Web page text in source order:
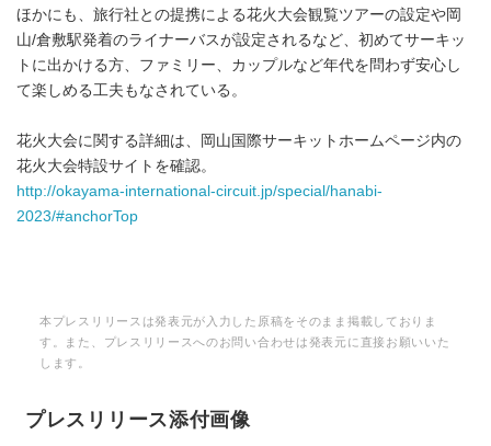
ほかにも、旅行社との提携による花火大会観覧ツアーの設定や岡
山/倉敷駅発着のライナーバスが設定されるなど、初めてサーキッ
トに出かける方、ファミリー、カップルなど年代を問わず安心し
て楽しめる工夫もなされている。
花火大会に関する詳細は、岡山国際サーキットホームページ内の
花火大会特設サイトを確認。
http://okayama-international-circuit.jp/special/hanabi-
2023/#anchorTop
本プレスリリースは発表元が入力した原稿をそのまま掲載しておりま
す。また、プレスリリースへのお問い合わせは発表元に直接お願いいた
します。
プレスリリース添付画像